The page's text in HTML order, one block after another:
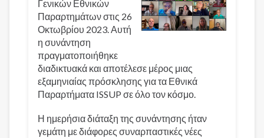
Γενικών Εθνικών
Παραρτημάτων στις 26
Οκτωβρίου 2023. Αυτή
η συνάντηση
πραγματοποιήθηκε
διαδικτυακά και αποτέλεσε μέρος μιας
εξαμηνιαίας πρόσκλησης για τα Εθνικά
Παραρτήματα ISSUP σε όλο τον κόσμο.
Η ημερήσια διάταξη της συνάντησης ήταν
γεμάτη με διάφορες συναρπαστικές νέες